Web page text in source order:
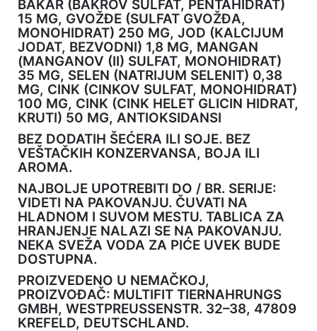
BAKAR (BAKROV SULFAT, PENTAHIDRAT)
15 MG, GVOŽĐE (SULFAT GVOŽĐA,
MONOHIDRAT) 250 MG, JOD (KALCIJUM
JODAT, BEZVODNI) 1,8 MG, MANGAN
(MANGANOV (II) SULFAT, MONOHIDRAT)
35 MG, SELEN (NATRIJUM SELENIT) 0,38
MG, CINK (CINKOV SULFAT, MONOHIDRAT)
100 MG, CINK (CINK HELET GLICIN HIDRAT,
KRUTI) 50 MG, ANTIOKSIDANSI
BEZ DODATIH ŠEĆERA ILI SOJE. BEZ
VEŠTAČKIH KONZERVANSA, BOJA ILI
AROMA.
NAJBOLJE UPOTREBITI DO / BR. SERIJE:
VIDETI NA PAKOVANJU. ČUVATI NA
HLADNOM I SUVOM MESTU. TABLICA ZA
HRANJENJE NALAZI SE NA PAKOVANJU.
NEKA SVEŽA VODA ZA PIĆE UVEK BUDE
DOSTUPNA.
PROIZVEDENO U NEMAČKOJ,
PROIZVOĐAČ: MULTIFIT TIERNAHRUNGS
GMBH, WESTPREUSSENSTR. 32–38, 47809 K
REFELD, DEUTSCHLAND.